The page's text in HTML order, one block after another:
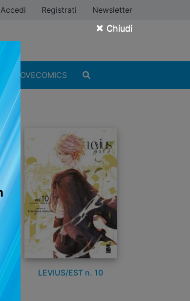
× Chiudi
Accedi Registrati Newsletter
#ILOVECOMICS
LEVIUS/EST n. 10